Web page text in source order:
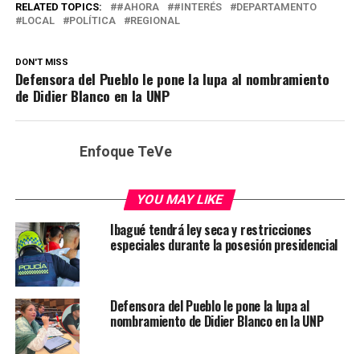
RELATED TOPICS: #AHORA #INTERÉS
DEPARTAMENTO
LOCAL
POLÍTICA REGIONAL
DON'T MISS
Defensora del Pueblo le pone la lupa al nombramiento
de Didier Blanco en la UNP
Enfoque TeVe
YOU MAY LIKE
Ibagué tendrá ley seca y restricciones
especiales durante la posesión presidencial
Defensora del Pueblo le pone la lupa al
nombramiento de Didier Blanco en la UNP